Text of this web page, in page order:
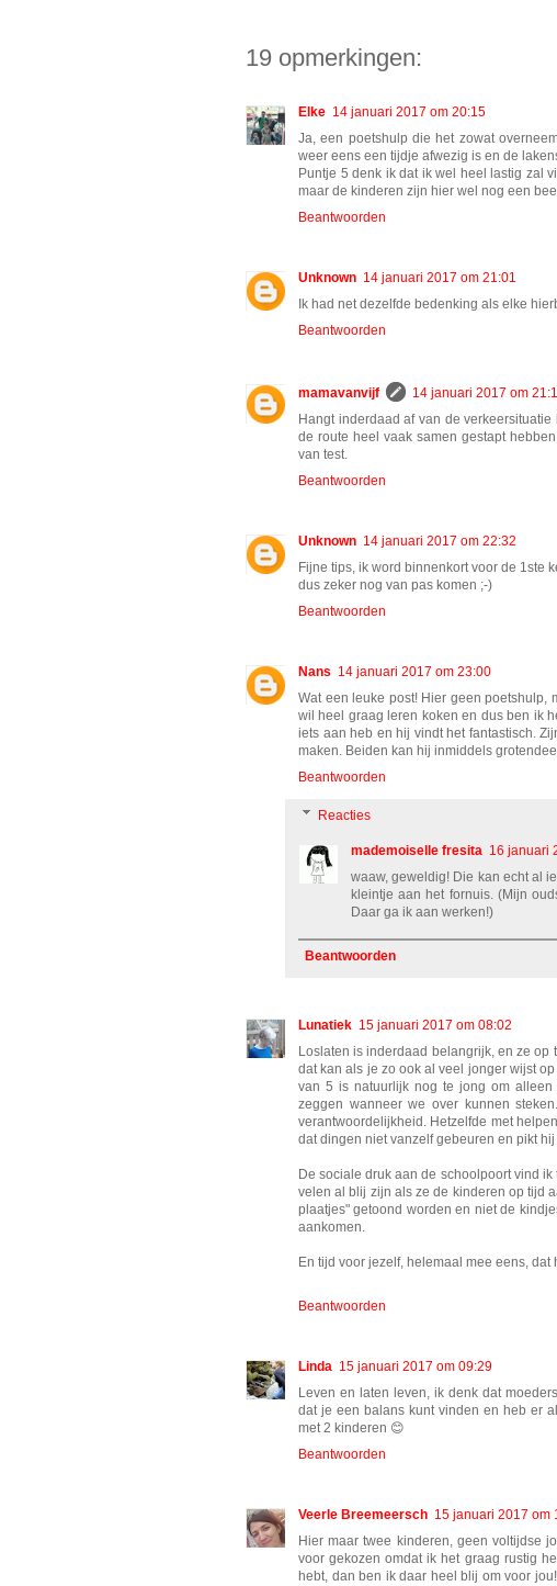
19 opmerkingen:
Elke 14 januari 2017 om 20:15
Ja, een poetshulp die het zowat
weer eens een tijdje afwezig is en de
Puntje 5 denk ik dat ik wel heel lastig zal
maar de kinderen zijn hier wel nog een
Beantwoorden
Unknown 14 januari 2017 om 21:01
Ik had net dezelfde bedenking als elke
Beantwoorden
mamavanvijf
14 januari 2017 om
Hangt inderdaad af van de
de route heel vaak samen gestapt
van test.
Beantwoorden
Unknown 14 januari 2017 om 22:32
Fijne tips, ik word binnenkort voor de 1ste
dus zeker nog van pas komen ;-)
Beantwoorden
Nans 14 januari 2017 om 23:00
Wat een leuke post! Hier geen poetshulp,
wil heel graag leren koken en dus ben ik
iets aan heb en hij vindt het fantastisch.
maken. Beiden kan hij inmiddels
Beantwoorden
Reacties
mademoiselle fresita 16 januari
waaw, geweldig! Die kan echt al
kleintje aan het fornuis. (Mijn
Daar ga ik aan werken!)
Beantwoorden
Lunatiek 15 januari 2017 om 08:02
Loslaten is inderdaad belangrijk, en ze
dat kan als je zo ook al veel jonger wijst
van 5 is natuurlijk nog te jong om
zeggen wanneer we over kunnen
verantwoordelijkheid. Hetzelfde met
dat dingen niet vanzelf gebeuren en pikt
De sociale druk aan de schoolpoort vind
velen al blij zijn als ze de kinderen op tijd
plaatjes" getoond worden en niet de
aankomen.
En tijd voor jezelf, helemaal mee eens, dat
Beantwoorden
Linda 15 januari 2017 om 09:29
Leven en laten leven, ik denk dat
dat je een balans kunt vinden en heb er
met 2 kinderen 😊
Beantwoorden
Veerle Breemeersch 15 januari 2017 om
Hier maar twee kinderen, geen voltijdse
voor gekozen omdat ik het graag rustig
hebt, dan ben ik daar heel blij om voor